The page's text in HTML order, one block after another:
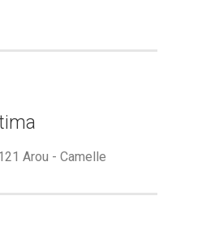
Arou - Camelle